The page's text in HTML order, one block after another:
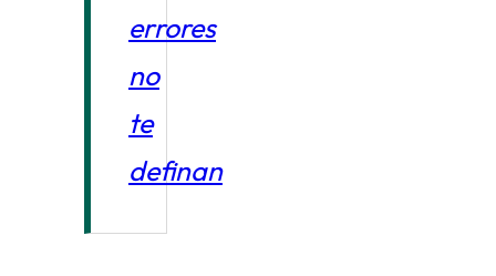
errores
no
te
definan